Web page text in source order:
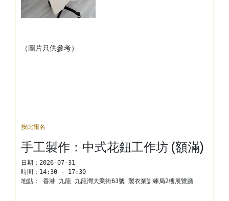
（圖片只供參考）
按此報名
手工製作：中式花鈕工作坊 (額滿)
日期： 2026-07-31
時間： 14:30 - 17:30
地點： 香港 九龍 九龍灣大業街63號 製衣業訓練局2樓展覽廳